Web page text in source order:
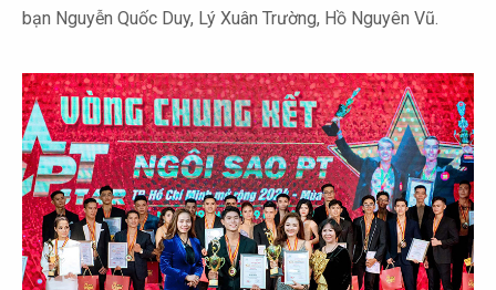
bạn Nguyễn Quốc Duy, Lý Xuân Trường, Hồ Nguyên Vũ.